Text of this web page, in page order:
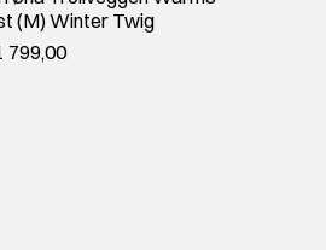
(M) Winter Twig
799,00